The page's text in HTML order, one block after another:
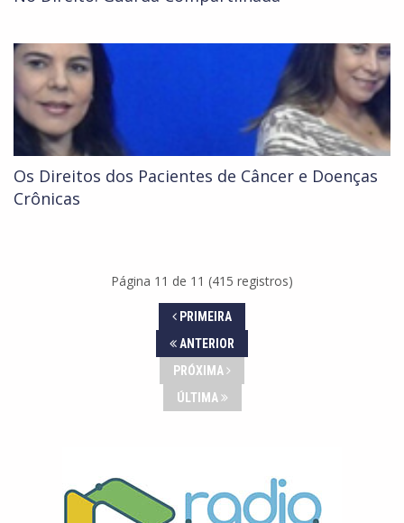
Os Direitos dos Pacientes de Câncer e Doenças
Crônicas
Página 11 de 11 (415 registros)
PRIMEIRA
ANTERIOR
PRÓXIMA
ÚLTIMA